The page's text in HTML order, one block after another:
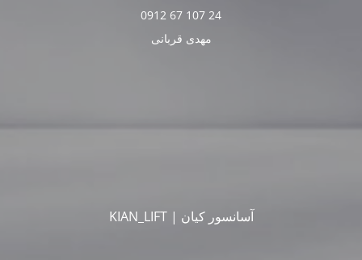
24 107 67 0912
مهدی قربانی
آسانسور کیان | KIAN_LIFT